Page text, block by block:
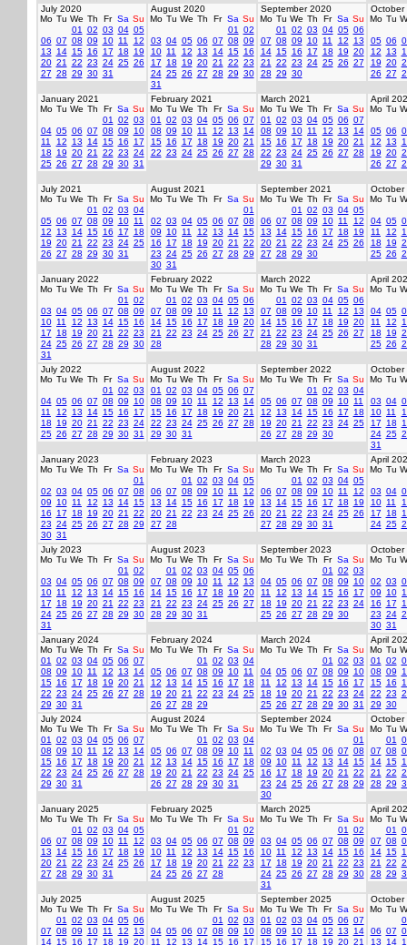
July 2020
Mo Tu We Th Fr Sa Su
01
02 03 04 05
06 07 08 09 10 11
12
13
14 15 16 17 18
19
20 21 22 23 24 25 26
27 28 29 30 31
August 2020
Mo Tu We Th Fr Sa Su
01
02
03 04 05 06 07 08 09
10 11 12 13 14 15 16
17
18 19 20 21 22 23
24 25 26 27 28 29 30
31
September 2020
Mo Tu We Th Fr Sa Su
01
02 03 04 05 06
07 08 09 10 11 12
13
14 15 16 17 18 19 20
21
22 23 24 25 26 27
28 29 30
October
Mo Tu
05 06
12
13
19 20
26 27
January 2021
Mo Tu We Th Fr Sa Su
01
02 03
04 05 06 07 08 09
10
11
12 13 14 15 16
17
18
19 20 21 22 23 24
25 26 27 28 29 30 31
February 2021
Mo Tu We Th Fr Sa Su
01
02 03 04 05 06 07
08 09 10 11 12 13
14
15 16 17 18 19 20 21
22 23 24 25 26 27 28
March 2021
Mo Tu We Th Fr Sa Su
01
02 03 04 05 06 07
08 09 10 11 12 13
14
15 16 17 18 19 20 21
22 23 24 25 26 27 28
29 30 31
April
Mo Tu
05 06
12
13
19 20
26 27
July 2021
Mo Tu We Th Fr Sa Su
01
02 03 04
05 06 07 08 09 10 11
12
13 14 15 16 17
18
19 20 21 22 23 24 25
26 27 28 29 30 31
August 2021
Mo Tu We Th Fr Sa Su
01
02 03 04 05 06 07 08
09
10 11 12 13 14 15
16
17 18 19 20 21
22
23 24 25 26 27 28 29
30 31
September 2021
Mo Tu We Th Fr Sa Su
01
02 03 04 05
06 07 08 09 10 11
12
13
14 15 16 17 18
19
20 21 22 23 24 25 26
27 28 29 30
October
Mo Tu
04 05
11
12
18
19
25 26
January 2022
Mo Tu We Th Fr Sa Su
01
02
03 04 05 06 07 08 09
10 11 12 13 14 15 16
17
18 19 20 21 22 23
24 25 26 27 28 29 30
31
February 2022
Mo Tu We Th Fr Sa Su
01
02 03 04 05 06
07 08 09 10 11 12
13
14 15 16 17 18 19 20
21
22 23 24 25 26 27
28
March 2022
Mo Tu We Th Fr Sa Su
01
02 03 04 05 06
07 08 09 10 11 12
13
14 15 16 17 18 19 20
21
22 23 24 25 26 27
28 29 30 31
April
Mo Tu
04 05
11
12
18
19
25 26
July 2022
Mo Tu We Th Fr Sa Su
01
02 03
04 05 06 07 08 09
10
11
12 13 14 15 16
17
18
19 20 21 22 23 24
25 26 27 28 29 30 31
August 2022
Mo Tu We Th Fr Sa Su
01
02 03 04 05 06 07
08 09 10 11 12 13
14
15 16 17 18 19 20 21
22 23 24 25 26 27 28
29 30 31
September 2022
Mo Tu We Th Fr Sa Su
01
02 03 04
05 06 07 08 09 10 11
12
13 14 15 16 17
18
19 20 21 22 23 24 25
26 27 28 29 30
October
Mo Tu
03 04
10 11
17
18
24 25
31
January 2023
Mo Tu We Th Fr Sa Su
01
02 03 04 05 06 07 08
09
10 11 12 13 14 15
16
17 18 19 20 21
22
23 24 25 26 27 28 29
30 31
February 2023
Mo Tu We Th Fr Sa Su
01
02 03 04 05
06 07 08 09 10 11
12
13
14 15 16 17 18
19
20 21 22 23 24 25 26
27 28
March 2023
Mo Tu We Th Fr Sa Su
01
02 03 04 05
06 07 08 09 10 11
12
13
14 15 16 17 18
19
20 21 22 23 24 25 26
27 28 29 30 31
April
Mo Tu
03 04
10 11
17
18
24 25
July 2023
Mo Tu We Th Fr Sa Su
01
02
03 04 05 06 07 08 09
10 11 12 13 14 15 16
17
18 19 20 21 22 23
24 25 26 27 28 29 30
31
August 2023
Mo Tu We Th Fr Sa Su
01
02 03 04 05 06
07 08 09 10 11 12
13
14 15 16 17 18 19 20
21
22 23 24 25 26 27
28 29 30 31
September 2023
Mo Tu We Th Fr Sa Su
01
02 03
04 05 06 07 08 09
10
11
12 13 14 15 16
17
18
19 20 21 22 23 24
25 26 27 28 29 30
October
Mo Tu
02 03
09
10
16
17
23 24
30 31
January 2024
Mo Tu We Th Fr Sa Su
01
02 03 04 05 06 07
08 09 10 11 12 13
14
15 16 17 18 19 20 21
22 23 24 25 26 27 28
29 30 31
February 2024
Mo Tu We Th Fr Sa Su
01
02 03 04
05 06 07 08 09 10 11
12
13 14 15 16 17
18
19 20 21 22 23 24 25
26 27 28 29
March 2024
Mo Tu We Th Fr Sa Su
01
02 03
04 05 06 07 08 09
10
11
12 13 14 15 16
17
18
19 20 21 22 23 24
25 26 27 28 29 30 31
April
Mo Tu
01
02
08 09
15 16
22 23
29 30
July 2024
Mo Tu We Th Fr Sa Su
01
02 03 04 05 06 07
08 09 10 11 12 13
14
15 16 17 18 19 20 21
22 23 24 25 26 27 28
29 30 31
August 2024
Mo Tu We Th Fr Sa Su
01
02 03 04
05 06 07 08 09 10 11
12
13 14 15 16 17
18
19 20 21 22 23 24 25
26 27 28 29 30 31
September 2024
Mo Tu We Th Fr Sa Su
01
02 03 04 05 06 07 08
09
10 11 12 13 14 15
16
17 18 19 20 21
22
23 24 25 26 27 28 29
30
October
Mo Tu
01
07 08
14 15
21
22
28 29
January 2025
Mo Tu We Th Fr Sa Su
01
02 03 04 05
06 07 08 09 10 11
12
13
14 15 16 17 18
19
20 21 22 23 24 25 26
27 28 29 30 31
February 2025
Mo Tu We Th Fr Sa Su
01
02
03 04 05 06 07 08 09
10 11 12 13 14 15 16
17
18 19 20 21 22 23
24 25 26 27 28
March 2025
Mo Tu We Th Fr Sa Su
01
02
03 04 05 06 07 08 09
10 11 12 13 14 15 16
17
18 19 20 21 22 23
24 25 26 27 28 29 30
31
April
Mo Tu
01
07 08
14 15
21
22
28 29
July 2025
Mo Tu We Th Fr Sa Su
01
02 03 04 05 06
07 08 09 10 11 12
13
14 15 16 17 18 19 20
August 2025
Mo Tu We Th Fr Sa Su
01
02 03
04 05 06 07 08 09
10
11
12 13 14 15 16 17
September 2025
Mo Tu We Th Fr Sa Su
01
02 03 04 05 06 07
08 09 10 11 12 13
14
15 16 17 18 19 20 21
October
Mo Tu
06 07
13
14